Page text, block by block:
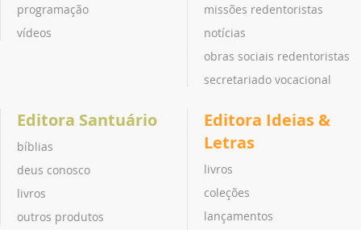
programação
vídeos
missões redentoristas
notícias
obras sociais redentoristas
secretariado vocacional
Editora Santuário
bíblias
deus conosco
livros
outros produtos
Editora Ideias &
Letras
livros
coleções
lançamentos